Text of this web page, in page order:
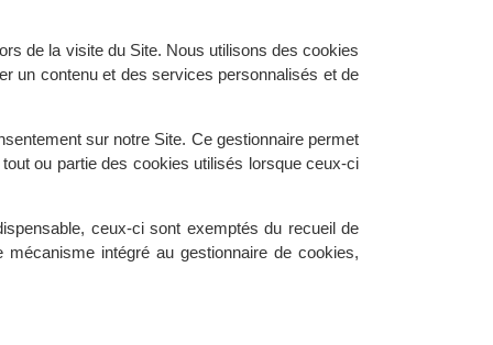
de la visite du Site. Nous utilisons des cookies
un contenu et des services personnalisés et de
sur notre Site. Ce gestionnaire permet
ou partie des cookies utilisés lorsque ceux-ci
ceux-ci sont exemptés du recueil de
intégré au gestionnaire de cookies,